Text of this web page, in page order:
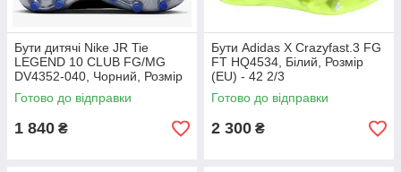
Бути дитячі Nike JR Tie
LEGEND 10 CLUB FG/MG
DV4352-040, Чорний, Розмір
(EU) - 38.5
Готово до відправки
1 840 ₴
Бути Adidas X Crazyfast.3 FG
FT HQ4534, Білий, Розмір
(EU) - 42 2/3
Готово до відправки
2 300 ₴